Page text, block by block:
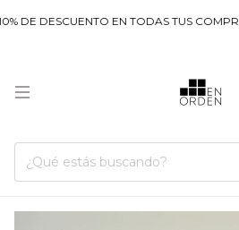
DESCUENTO EN TODAS TUS COMPRAS